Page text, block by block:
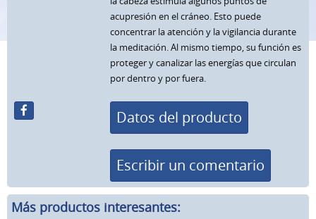
acupresión en el cráneo. Esto puede
concentrar la atención y la vigilancia durante
la meditación. Al mismo tiempo, su función es
proteger y canalizar las energías que circulan
por dentro y por fuera.
Datos del producto
Escribir un comentario
Más productos interesantes: